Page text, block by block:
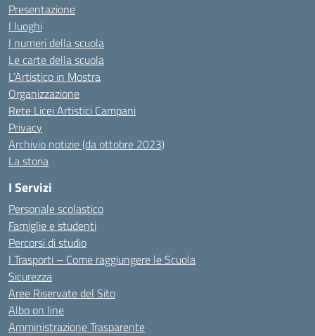
Presentazione
I luoghi
I numeri della scuola
Le carte della scuola
L’Artistico in Mostra
Organizzazione
Rete Licei Artistici Campani
Privacy
Archivio notizie (da ottobre 2023)
La storia
I Servizi
Personale scolastico
Famiglie e studenti
Percorsi di studio
I Trasporti – Come raggiungere le Scuola
Sicurezza
Aree Riservate del Sito
Albo on line
Amministrazione Trasparente